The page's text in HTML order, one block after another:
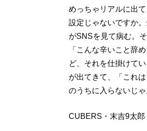
めっちゃリアルに出
設定じゃないですか
がSNSを見て病む。
「こんな辛いこと辞
ど、それを仕掛けて
が出てきて、「これ
のうちに入らないじ
CUBERS・末吉9太